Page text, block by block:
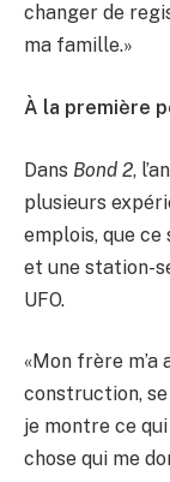
changer de
ma famille.»
À la première
Dans Bond 2,
plusieurs
emplois, que
et une station-
UFO.
«Mon frère m’a
construction,
je montre ce
chose qui me